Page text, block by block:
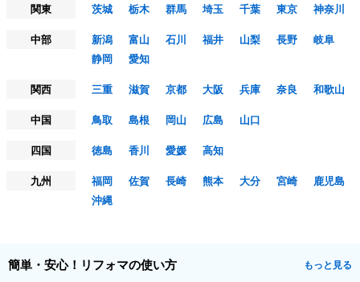
関東
茨城 栃木 群馬 埼玉 千葉 東京
神奈川
中部
新潟 富山 石川 福井 山梨 長野
岐阜
静岡
愛知
関西
三重 滋賀 京都 大阪 兵庫 奈良
和歌山
中国
鳥取 島根 岡山 広島
山口
四国
徳島 香川 愛媛
高知
九州
福岡 佐賀 長崎 熊本 大分 宮崎
鹿児島
沖縄
簡単・安心！リフォマの使い方 もっと見る